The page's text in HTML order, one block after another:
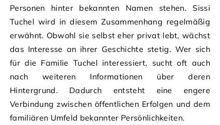
Personen hinter bekannten Namen stehen. Sissi
Tuchel wird in diesem Zusammenhang regelmäßig
erwähnt. Obwohl sie selbst eher privat lebt, wächst
das Interesse an ihrer Geschichte stetig. Wer sich
für die Familie Tuchel interessiert, sucht oft auch
nach weiteren Informationen über deren
Hintergrund. Dadurch entsteht eine engere
Verbindung zwischen öffentlichen Erfolgen und dem
familiären Umfeld bekannter Persönlichkeiten.